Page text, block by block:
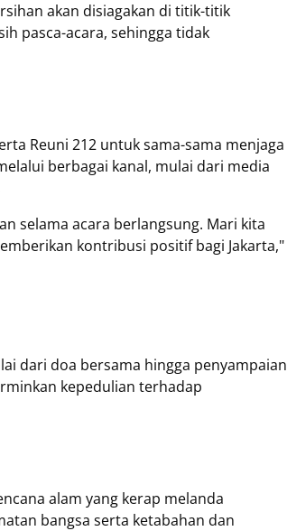
akan disiagakan di titik-titik
pasca-acara, sehingga tidak
Reuni 212 untuk sama-sama menjaga
berbagai kanal, mulai dari media
selama acara berlangsung. Mari kita
kontribusi positif bagi Jakarta,"
dari doa bersama hingga penyampaian
kepedulian terhadap
alam yang kerap melanda
bangsa serta ketabahan dan